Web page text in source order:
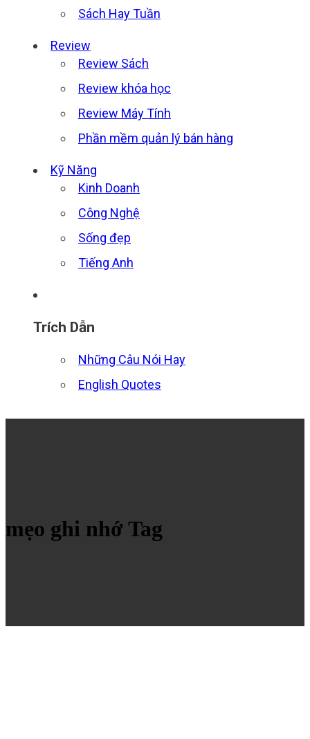
Sách Hay Tuần
Review
Review Sách
Review khóa học
Review Máy Tính
Phần mềm quản lý bán hàng
Kỹ Năng
Kinh Doanh
Công Nghệ
Sống đẹp
Tiếng Anh
Trích Dẫn
Những Câu Nói Hay
English Quotes
mẹo ghi nhớ Tag